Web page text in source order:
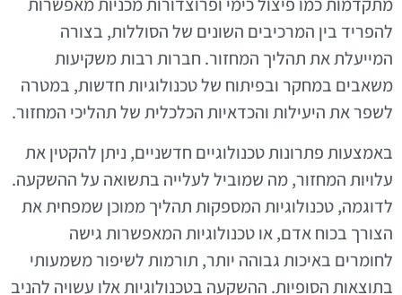
מתקדמות כמו פיצול כימי ופרוצדורות מכניות מאפשרות
להפריד בין המרכיבים השונים של הסוללות, בצורה
המייעלת את תהליך המחזור. חברות רבות משקיעות
משאבים במחקר ובפיתוח של טכנולוגיות חדשות, במטרה
לשפר את היעילות והכדאיות הכלכלית של תהליכי המחזור.
באמצעות פתרונות טכנולוגיים חדשניים, ניתן להקטין את
עלויות המחזור, מה שמוביל לעלייה בתשואה על ההשקעה.
לדוגמה, טכנולוגיות המספקות תהליך ממוכן שמפחית את
הצורך בכוח אדם, או טכנולוגיות המאפשרות גישה
לחומרים באיכות גבוהה יותר, תורמות לשיפור משמעותי
בתוצאות הסופיות. ההשקעה בטכנולוגיות אלו עשויה להניב